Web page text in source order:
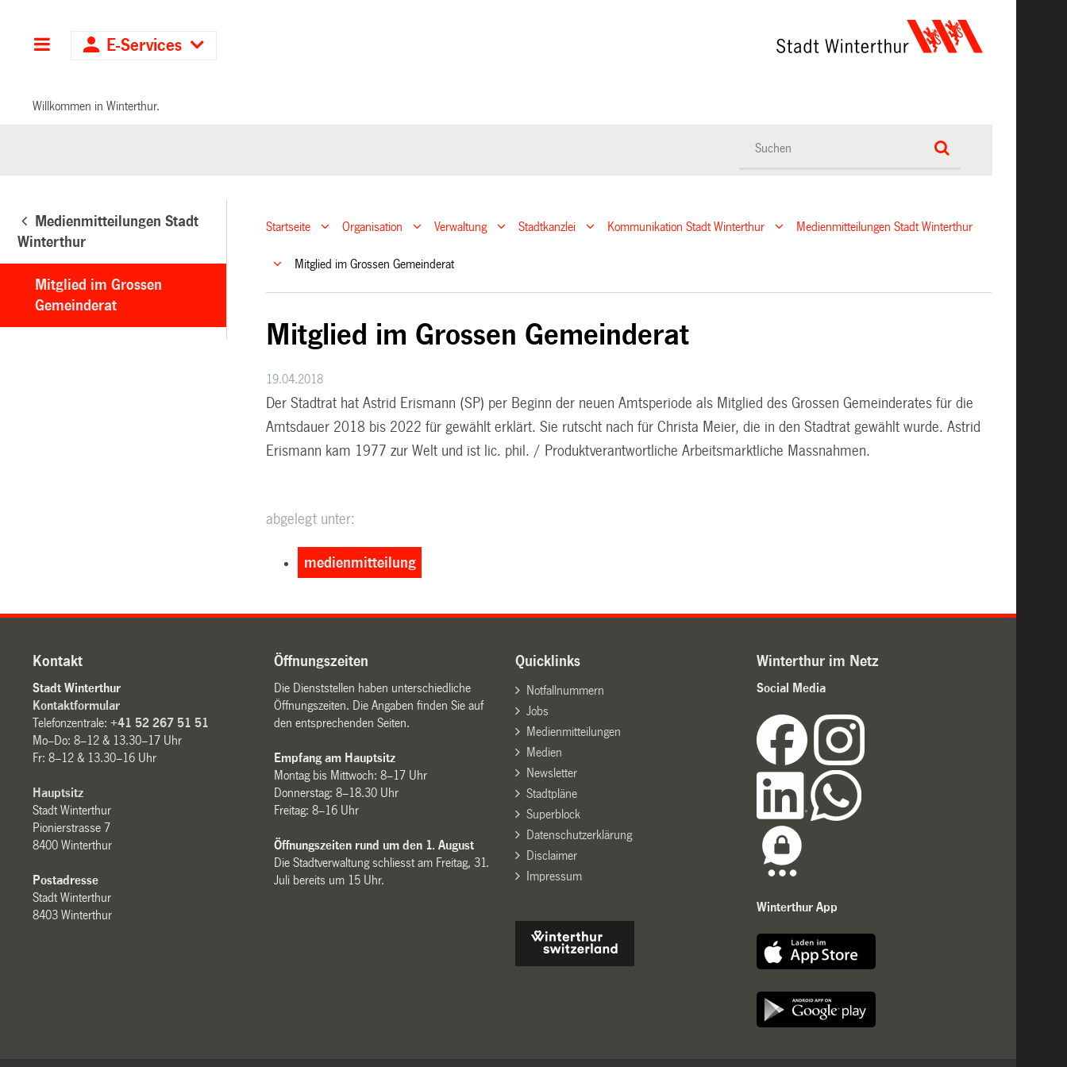
Hauptnavigation
E-Services
Willkommen in Winterthur.
Medienmitteilungen Stadt
Winterthur
Mitglied im Grossen
Gemeinderat
Startseite Organisation Verwaltung Stadtkanzlei Kommunikation Stadt Winterthur Medienmitteilungen Stadt Winterthur
Mitglied im Grossen Gemeinderat
Mitglied im Grossen Gemeinderat
19.04.2018
Der Stadtrat hat Astrid Erismann (SP) per Beginn der neuen Amtsperiode als Mitglied des Grossen Gemeinderates für die
Amtsdauer 2018 bis 2022 für gewählt erklärt. Sie rutscht nach für Christa Meier, die in den Stadtrat gewählt wurde. Astrid
Erismann kam 1977 zur Welt und ist lic. phil. / Produktverantwortliche Arbeitsmarktliche Massnahmen.
abgelegt unter:
medienmitteilung
Kontakt
Stadt Winterthur
Kontaktformular
Telefonzentrale:+41 52 267 51 51
Mo–Do: 8–12 & 13.30–17 Uhr
Fr: 8–12 & 13.30–16 Uhr
Hauptsitz
Stadt Winterthur
Pionierstrasse 7
8400 Winterthur
Postadresse
Stadt Winterthur
8403 Winterthur
Öffnungszeiten
Die Dienststellen haben unterschiedliche
Öffnungszeiten. Die Angaben finden Sie auf
den entsprechenden Seiten.
Empfang am Hauptsitz
Montag bis Mittwoch: 8–17 Uhr
Donnerstag: 8–18.30 Uhr
Freitag: 8–16 Uhr
Öffnungszeiten rund um den 1. August
Die Stadtverwaltung schliesst am Freitag, 31.
Juli bereits um 15 Uhr.
Quicklinks
Notfallnummern
Jobs
Medienmitteilungen
Medien
Newsletter
Stadtpläne
Superblock
Datenschutzerklärung
Disclaimer
Impressum
Winterthur im Netz
Social Media
Winterthur App